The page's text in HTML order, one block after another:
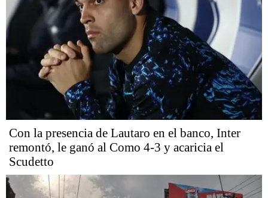
Con la presencia de Lautaro en el banco, Inter
remontó, le ganó al Como 4-3 y acaricia el
Scudetto